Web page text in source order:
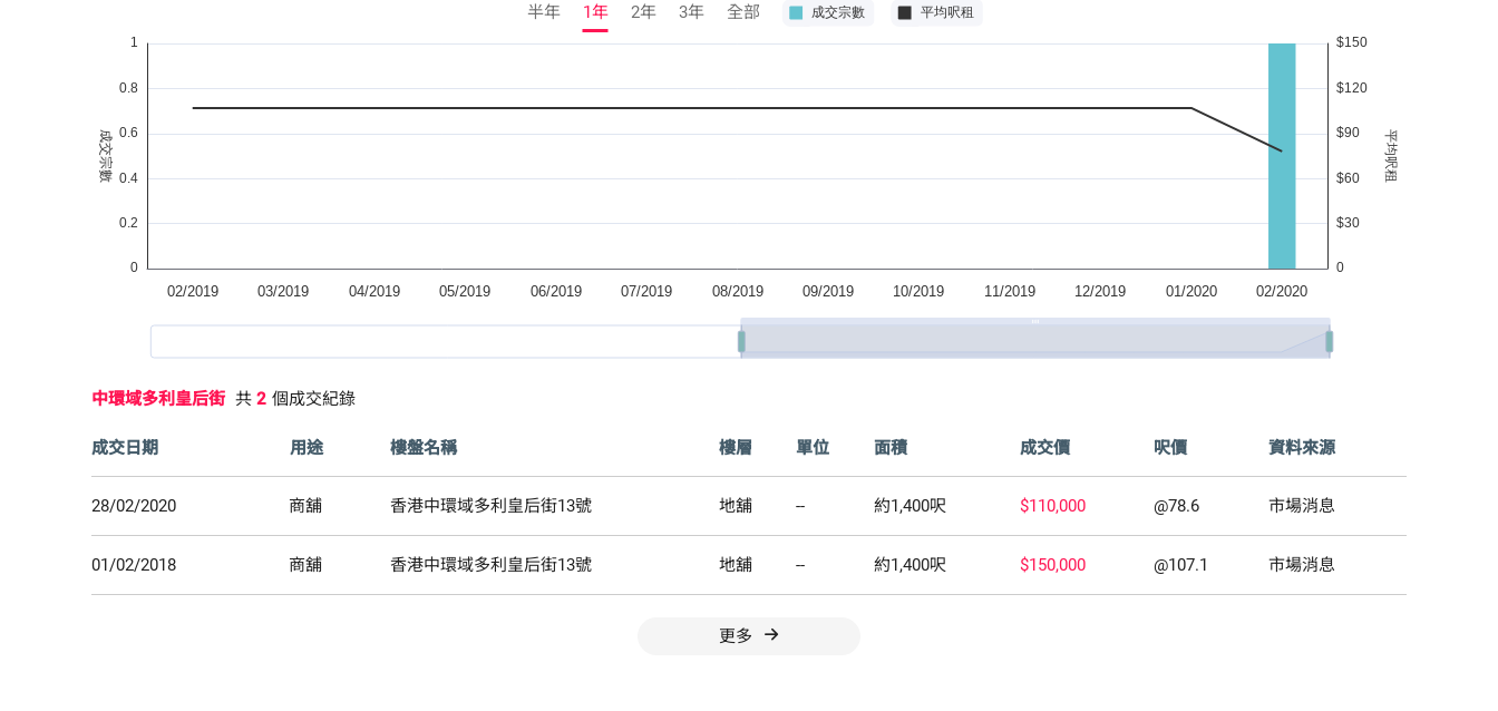
半年
1年 2年 3年 全部
中環域多利皇后街 共 2 個成交紀錄
成交日期 用途 樓盤名稱 樓層 單位 面積 成交價 呎價 資料來源
28/02/2020 商舖 香港中環域多利皇后街13號 地舖 -- 約1,400呎 $110,000 @78.6 市場消息
01/02/2018 商舖 香港中環域多利皇后街13號 地舖 -- 約1,400呎 $150,000 @107.1 市場消息
更多